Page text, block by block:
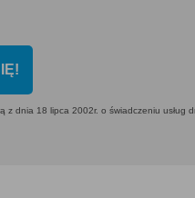
z dnia 18 lipca 2002r. o świadczeniu usług